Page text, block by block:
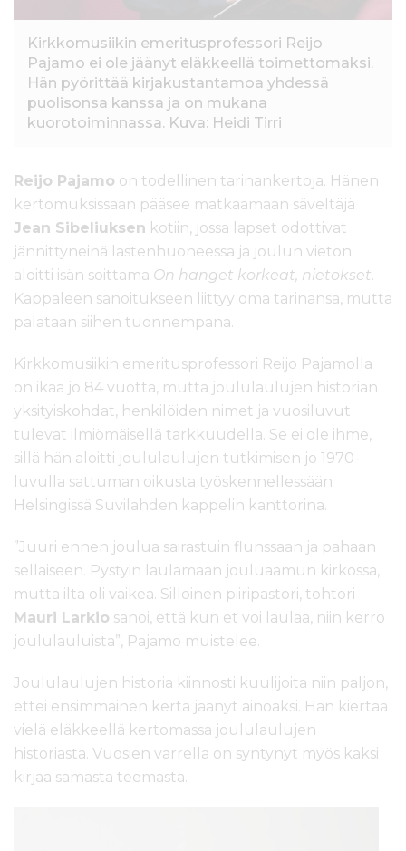
Kirkkomusiikin emeritusprofessori Reijo
Pajamo ei ole jäänyt eläkkeellä toimettomaksi.
Hän pyörittää kirjakustantamoa yhdessä
puolisonsa kanssa ja on mukana
kuorotoiminnassa. Kuva: Heidi Tirri
Reijo Pajamo on todellinen tarinankertoja. Hänen
kertomuksissaan pääsee matkaamaan säveltäjä
Jean Sibeliuksen kotiin, jossa lapset odottivat
jännittyneinä lastenhuoneessa ja joulun vieton
aloitti isän soittama On hanget korkeat, nietokset.
Kappaleen sanoitukseen liittyy oma tarinansa, mutta
palataan siihen tuonnempana.
Kirkkomusiikin emeritusprofessori Reijo Pajamolla
on ikää jo 84 vuotta, mutta joululaulujen historian
yksityiskohdat, henkilöiden nimet ja vuosiluvut
tulevat ilmiömäisellä tarkkuudella. Se ei ole ihme,
sillä hän aloitti joululaulujen tutkimisen jo 1970-
luvulla sattuman oikusta työskennellessään
Helsingissä Suvilahden kappelin kanttorina.
”Juuri ennen joulua sairastuin flunssaan ja pahaan
sellaiseen. Pystyin laulamaan jouluaamun kirkossa,
mutta ilta oli vaikea. Silloinen piiripastori, tohtori
Mauri Larkio sanoi, että kun et voi laulaa, niin kerro
joululauluista”, Pajamo muistelee.
Joululaulujen historia kiinnosti kuulijoita niin paljon,
ettei ensimmäinen kerta jäänyt ainoaksi. Hän kiertää
vielä eläkkeellä kertomassa joululaulujen
historiasta. Vuosien varrella on syntynyt myös kaksi
kirjaa samasta teemasta.